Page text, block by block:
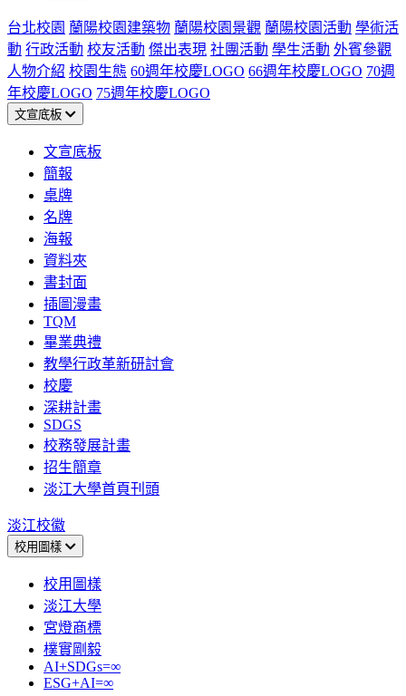
台北校園 蘭陽校園建築物 蘭陽校園景觀 蘭陽校園活動 學術活
動 行政活動 校友活動 傑出表現 社團活動 學生活動 外賓參觀
人物介紹 校園生態 60週年校慶LOGO 66週年校慶LOGO 70週
年校慶LOGO 75週年校慶LOGO
文宣底板
文宣底板
簡報
桌牌
名牌
海報
資料夾
書封面
插圖漫畫
TQM
畢業典禮
教學行政革新研討會
校慶
深耕計畫
SDGS
校務發展計畫
招生簡章
淡江大學首頁刊頭
淡江校徽
校用圖樣
校用圖樣
淡江大學
宮燈商標
樸實剛毅
AI+SDGs=∞
ESG+AI=∞